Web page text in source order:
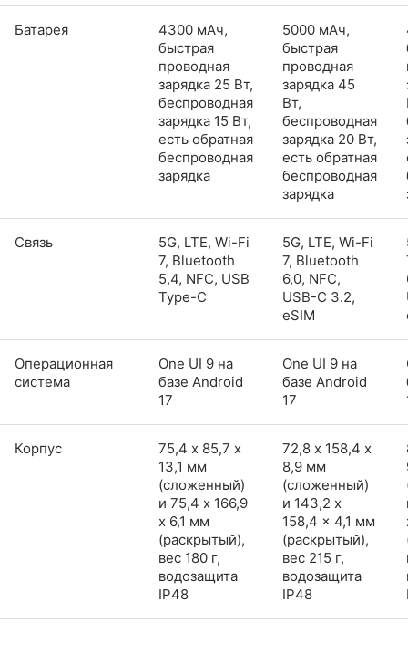
Батарея
4300 мАч,
быстрая
проводная
зарядка 25 Вт,
беспроводная
зарядка 15 Вт,
есть обратная
беспроводная
зарядка
5000 мАч,
быстрая
проводная
зарядка 45
Вт,
беспроводная
зарядка 20 Вт,
есть обратная
беспроводная
зарядка
Связь
5G, LTE, Wi-Fi
7, Bluetooth
5,4, NFC, USB
Type-C
5G, LTE, Wi-Fi
7, Bluetooth
6,0, NFC,
USB-C 3.2,
eSIM
Операционная
система
One UI 9 на
базе Android
17
One UI 9 на
базе Android
17
Корпус
75,4 х 85,7 х
13,1 мм
(сложенный)
и 75,4 x 166,9
x 6,1 мм
(раскрытый),
вес 180 г,
водозащита
IP48
72,8 х 158,4 х
8,9 мм
(сложенный)
и 143,2 x
158,4 x 4,1 мм
(раскрытый),
вес 215 г,
водозащита
IP48